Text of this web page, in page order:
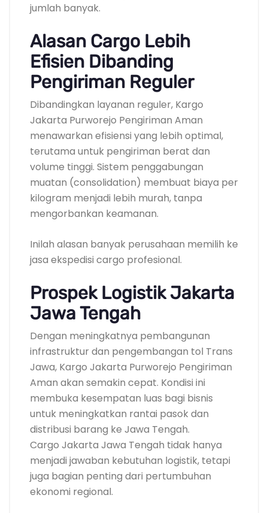
jumlah banyak.
Alasan Cargo Lebih
Efisien Dibanding
Pengiriman Reguler
Dibandingkan layanan reguler, Kargo
Jakarta Purworejo Pengiriman Aman
menawarkan efisiensi yang lebih optimal,
terutama untuk pengiriman berat dan
volume tinggi. Sistem penggabungan
muatan (consolidation) membuat biaya per
kilogram menjadi lebih murah, tanpa
mengorbankan keamanan.
Inilah alasan banyak perusahaan memilih ke
jasa ekspedisi cargo profesional.
Prospek Logistik Jakarta
Jawa Tengah
Dengan meningkatnya pembangunan
infrastruktur dan pengembangan tol Trans
Jawa, Kargo Jakarta Purworejo Pengiriman
Aman akan semakin cepat. Kondisi ini
membuka kesempatan luas bagi bisnis
untuk meningkatkan rantai pasok dan
distribusi barang ke Jawa Tengah.
Cargo Jakarta Jawa Tengah tidak hanya
menjadi jawaban kebutuhan logistik, tetapi
juga bagian penting dari pertumbuhan
ekonomi regional.